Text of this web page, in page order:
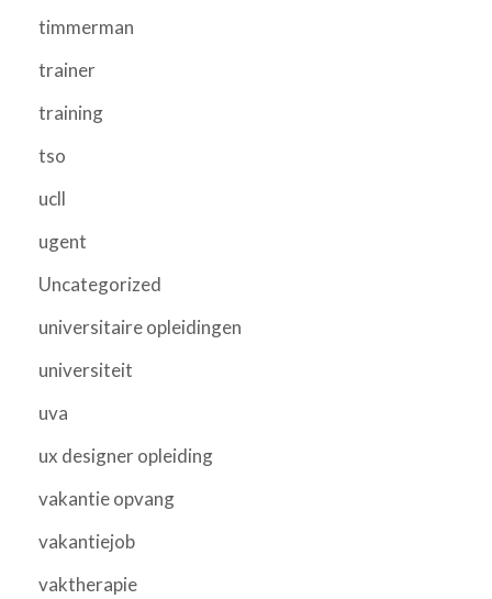
timmerman
trainer
training
tso
ucll
ugent
Uncategorized
universitaire opleidingen
universiteit
uva
ux designer opleiding
vakantie opvang
vakantiejob
vaktherapie